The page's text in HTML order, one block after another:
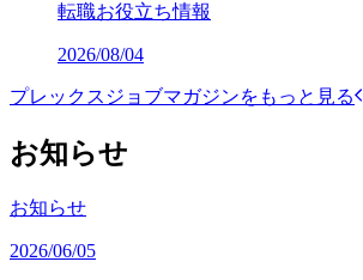
転職お役立ち情報
2026/08/04
プレックスジョブマガジンをもっと見る
お知らせ
お知らせ
2026/06/05